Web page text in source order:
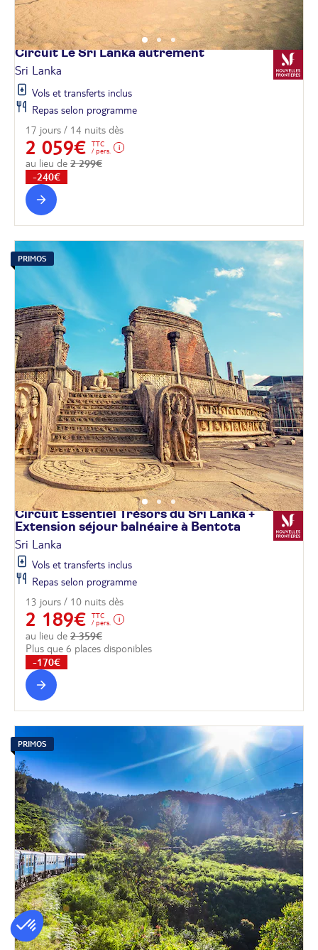
Circuit Le Sri Lankaautrement
Sri Lanka
Vols et transferts inclus
Repas selon programme
17 jours / 14 nuits dès
2 059€
TTC
/ pers.
au lieu de 2 299€
-240€
PRIMOS
Circuit Essentiel Trésors du Sri Lanka +
Extension séjour balnéaire à Bentota
Sri Lanka
Vols et transferts inclus
Repas selon programme
13 jours / 10 nuits dès
2 189€
TTC
/ pers.
au lieu de 2 359€
Plus que 6 places disponibles
-170€
PRIMOS